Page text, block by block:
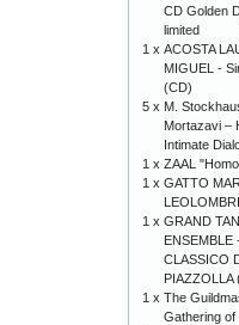
CD Golden
limited
1 x ACOSTA
MIGUEL -
(CD)
5 x M.
Mortazavi –
Intimate
1 x ZAAL
1 x GATTO
1 x GRAND
ENSEMBLE
CLASSICO
PIAZZOLLA
1 x The
Gathering of